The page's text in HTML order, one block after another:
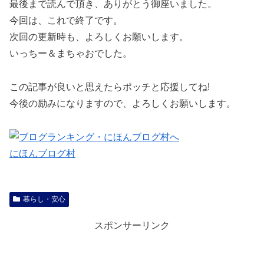
最後まで読んで頂き、ありがとう御座いました。
今回は、これで終了です。
次回の更新時も、よろしくお願いします。
いっちー＆まちゃおでした。
この記事が良いと思えたらポッチと応援してね!
今後の励みになりますので、よろしくお願いします。
にほんブログ村
暮らし・安心
スポンサーリンク